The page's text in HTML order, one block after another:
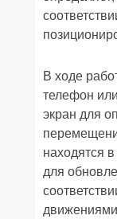
В ходе
телефон
экран для
находятся
для